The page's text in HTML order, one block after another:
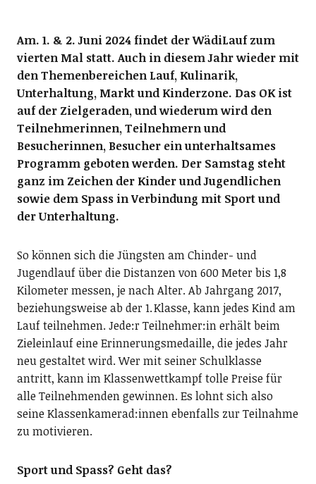
Am. 1. & 2. Juni 2024 findet der WädiLauf zum
vierten Mal statt. Auch in diesem Jahr wieder mit
den Themenbereichen Lauf, Kulinarik,
Unterhaltung, Markt und Kinderzone. Das OK ist
auf der Zielgeraden, und wiederum wird den
Teilnehmerinnen, Teilnehmern und
Besucherinnen, Besucher ein unterhaltsames
Programm geboten werden. Der Samstag steht
ganz im Zeichen der Kinder und Jugendlichen
sowie dem Spass in Verbindung mit Sport und
der Unterhaltung.
So können sich die Jüngsten am Chinder- und
Jugendlauf über die Distanzen von 600 Meter bis 1,8
Kilometer messen, je nach Alter. Ab Jahrgang 2017,
beziehungsweise ab der 1. Klasse, kann jedes Kind am
Lauf teilnehmen. Jede:r Teilnehmer:in erhält beim
Zieleinlauf eine Erinnerungsmedaille, die jedes Jahr
neu gestaltet wird. Wer mit seiner Schulklasse
antritt, kann im Klassenwettkampf tolle Preise für
alle Teilnehmenden gewinnen. Es lohnt sich also
seine Klassenkamerad:innen ebenfalls zur Teilnahme
zu motivieren.
Sport und Spass? Geht das?